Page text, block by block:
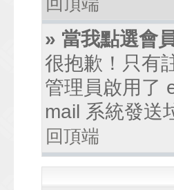
» 當我點選會
很抱歉！只有
管理員啟用了
mail 系統發送
回頂端